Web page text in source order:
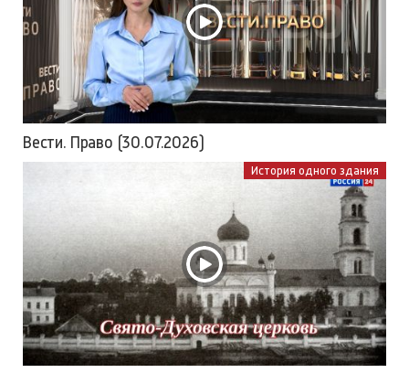
Вести. Право (30.07.2026)
История одного здания